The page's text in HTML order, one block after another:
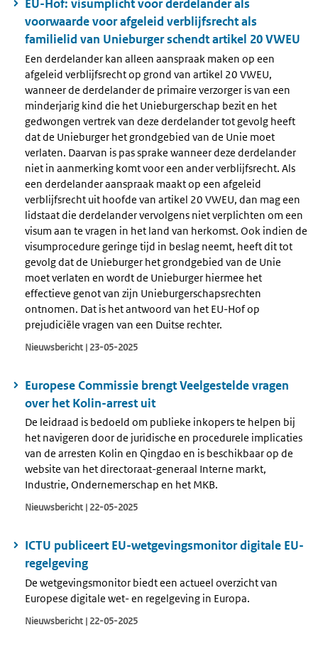
EU-Hof: visumplicht voor derdelander als
voorwaarde voor afgeleid verblijfsrecht als
familielid van Unieburger schendt artikel 20 VWEU
Een derdelander kan alleen aanspraak maken op een
afgeleid verblijfsrecht op grond van artikel 20 VWEU,
wanneer de derdelander de primaire verzorger is van een
minderjarig kind die het Unieburgerschap bezit en het
gedwongen vertrek van deze derdelander tot gevolg heeft
dat de Unieburger het grondgebied van de Unie moet
verlaten. Daarvan is pas sprake wanneer deze derdelander
niet in aanmerking komt voor een ander verblijfsrecht. Als
een derdelander aanspraak maakt op een afgeleid
verblijfsrecht uit hoofde van artikel 20 VWEU, dan mag een
lidstaat die derdelander vervolgens niet verplichten om een
visum aan te vragen in het land van herkomst. Ook indien de
visumprocedure geringe tijd in beslag neemt, heeft dit tot
gevolg dat de Unieburger het grondgebied van de Unie
moet verlaten en wordt de Unieburger hiermee het
effectieve genot van zijn Unieburgerschapsrechten
ontnomen. Dat is het antwoord van het EU-Hof op
prejudiciële vragen van een Duitse rechter.
Nieuwsbericht | 23-05-2025
Europese Commissie brengt Veelgestelde vragen
over het Kolin-arrest uit
De leidraad is bedoeld om publieke inkopers te helpen bij
het navigeren door de juridische en procedurele implicaties
van de arresten Kolin en Qingdao en is beschikbaar op de
website van het directoraat-generaal Interne markt,
Industrie, Ondernemerschap en het MKB.
Nieuwsbericht | 22-05-2025
ICTU publiceert EU-wetgevingsmonitor digitale EU-
regelgeving
De wetgevingsmonitor biedt een actueel overzicht van
Europese digitale wet- en regelgeving in Europa.
Nieuwsbericht | 22-05-2025